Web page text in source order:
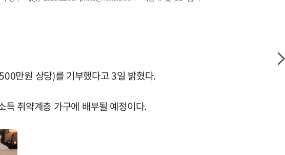
만원 상당)를 기부했다고 3일 밝혔다.
득 취약계층 가구에 배부될 예정이다.